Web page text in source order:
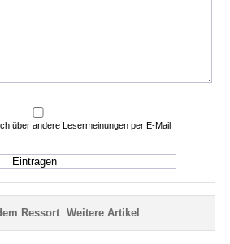
über andere Lesermeinungen per E-Mail
Weitere Artikel